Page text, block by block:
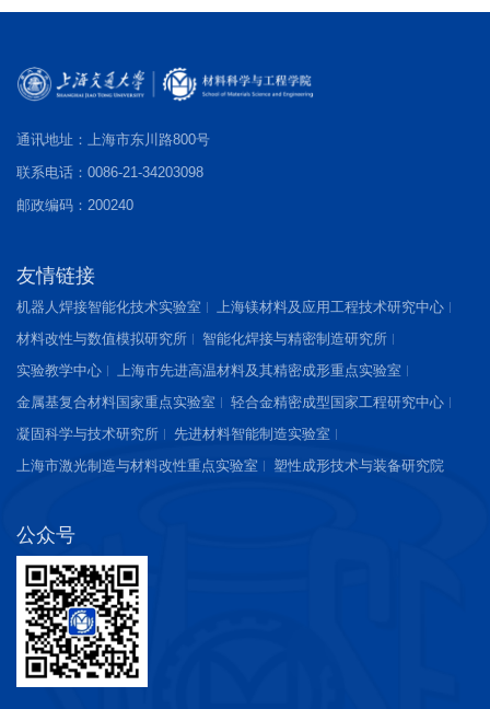
通讯地址：上海市东川路800号
联系电话：0086-21-34203098
邮政编码：200240
友情链接
机器人焊接智能化技术实验室
上海镁材料及应用工程技术研究中心
材料改性与数值模拟研究所
智能化焊接与精密制造研究所
实验教学中心
上海市先进高温材料及其精密成形重点实验室
金属基复合材料国家重点实验室
轻合金精密成型国家工程研究中心
凝固科学与技术研究所
先进材料智能制造实验室
上海市激光制造与材料改性重点实验室
塑性成形技术与装备研究院
公众号